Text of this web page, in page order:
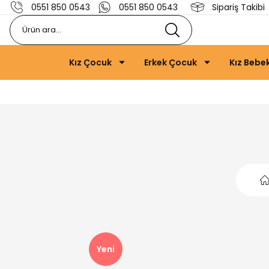
0551 850 0543 0551 850 0543 Sipariş Takibi
Kız Çocuk Erkek Çocuk Kız
Yeni